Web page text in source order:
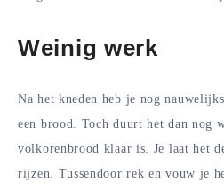
Weinig werk
Na het kneden heb je nog
een brood. Toch duurt het dan nog
volkorenbrood klaar is. Je laat het
rijzen. Tussendoor rek en vouw je